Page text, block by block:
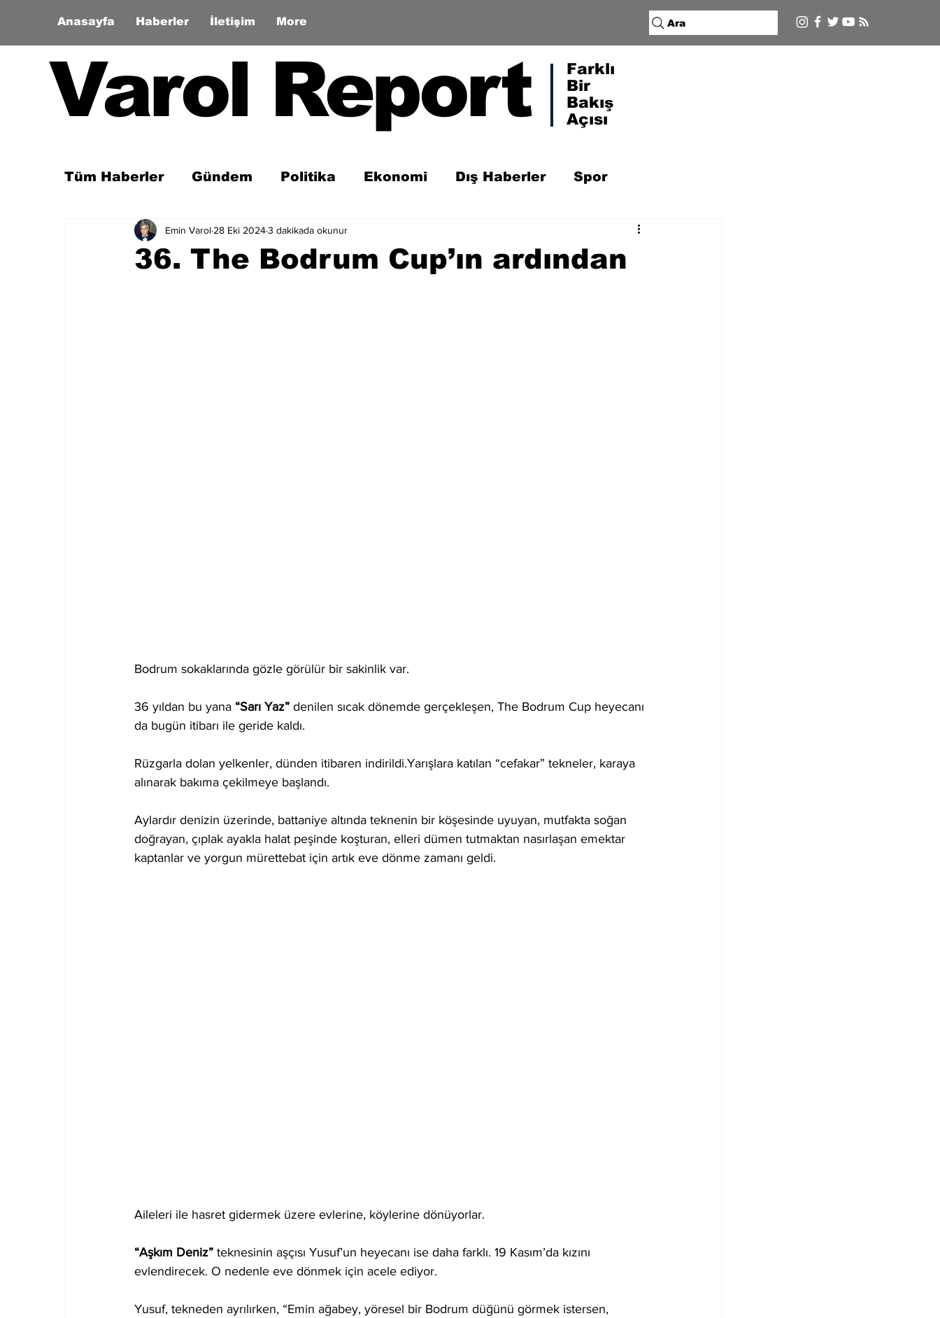
Anasayfa Haberler İletişim More Ara
Varol Report
Farklı
Bir
Bakış
Açısı
Tüm Haberler Gündem Politika Ekonomi Dış Haberler Spor
Son Dakika Zaman Tüneli
36. The Bodrum Cup’ın ardından
Emin Varol 28 Eki 20243 dakikada okunur
Bodrum sokaklarında gözle görülür bir sakinlik var.
36 yıldan bu yana “Sarı Yaz” denilen sıcak dönemde gerçekleşen, The Bodrum Cup heyecanı
da bugün itibarı ile geride kaldı.
Rüzgarla dolan yelkenler, dünden itibaren indirildi.Yarışlara katılan “cefakar” tekneler, karaya
alınarak bakıma çekilmeye başlandı.
Aylardır denizin üzerinde, battaniye altında teknenin bir köşesinde uyuyan, mutfakta soğan
doğrayan, çıplak ayakla halat peşinde koşturan, elleri dümen tutmaktan nasırlaşan emektar
kaptanlar ve yorgun mürettebat için artık eve dönme zamanı geldi.
Aileleri ile hasret gidermek üzere evlerine, köylerine dönüyorlar.
“Aşkım Deniz” teknesinin aşçısı Yusuf’un heyecanı ise daha farklı. 19 Kasım’da kızını
evlendirecek. O nedenle eve dönmek için acele ediyor.
Yusuf, tekneden ayrılırken, “Emin ağabey, yöresel bir Bodrum düğünü görmek istersen,